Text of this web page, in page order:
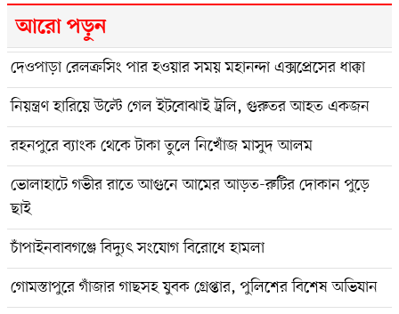
আরো পড়ুন
দেওপাড়া রেলক্রসিং পার হওয়ার সময় মহানন্দা এক্সপ্রেসের ধাক্কা
নিয়ন্ত্রণ হারিয়ে উল্টে গেল ইটবোঝাই ট্রলি, গুরুতর আহত একজন
রহনপুরে ব্যাংক থেকে টাকা তুলে নিখোঁজ মাসুদ আলম
ভোলাহাটে গভীর রাতে আগুনে আমের আড়ত-রুটির দোকান পুড়ে
ছাই
চাঁপাইনবাবগঞ্জে বিদ্যুৎ সংযোগ বিরোধে হামলা
গোমস্তাপুরে গাঁজার গাছসহ যুবক গ্রেপ্তার, পুলিশের বিশেষ অভিযান